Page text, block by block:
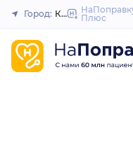
Город: Краснодар
Плюс